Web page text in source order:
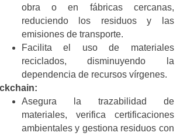
obra o en fábricas cercanas,
reduciendo los residuos y las
emisiones de transporte.
Facilita el uso de materiales
reciclados, disminuyendo la
dependencia de recursos vírgenes.
Asegura la trazabilidad de
materiales, verifica certificaciones
ambientales y gestiona residuos con